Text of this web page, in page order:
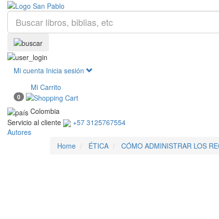
Mi cuenta Inicia sesión
Mi Carrito
0
Colombia
Servicio al cliente
+57 3125767554
Autores
Home
ÉTICA CÓMO ADMINISTRAR LOS